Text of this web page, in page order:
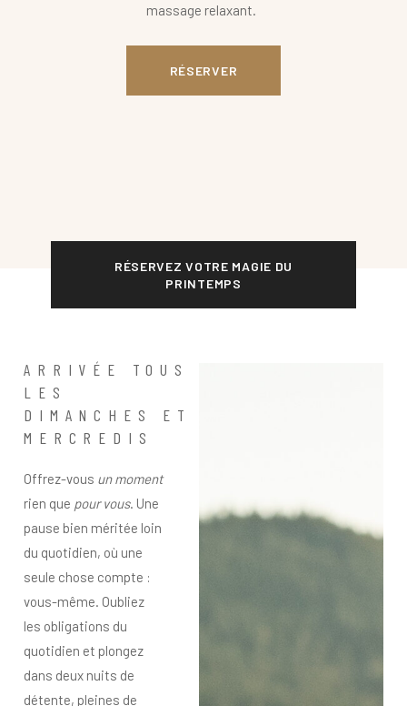
massage relaxant.
RÉSERVER
RÉSERVEZ VOTRE MAGIE DU
PRINTEMPS
ARRIVÉE TOUS
LES
DIMANCHES ET
MERCREDIS
Offrez-vous un moment
rien que pour vous. Une
pause bien méritée loin
du quotidien, où une
seule chose compte :
vous-même. Oubliez
les obligations du
quotidien et plongez
dans deux nuits de
détente, pleines de